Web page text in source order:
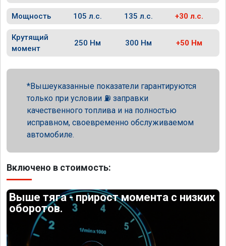
Мощность 105 л.с. 135 л.с. +30 л.с.
Крутящий
момент
250 Нм 300 Нм +50 Нм
Вышеуказанные показатели гарантируются
только при условии ⛽ заправки
качественного топлива и на полностью
исправном, своевременно обслуживаемом
автомобиле.
Включено в стоимость:
Выше тяга - прирост момента с низких
оборотов.